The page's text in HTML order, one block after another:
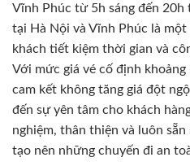
Vĩnh Phúc từ 5h sáng đến
tại Hà Nội và Vĩnh Phúc là
khách tiết kiệm thời gian và
Với mức giá vé cố định
cam kết không tăng giá đột
đến sự yên tâm cho khách
nghiệm, thân thiện và luôn
tạo nên những chuyến đi an